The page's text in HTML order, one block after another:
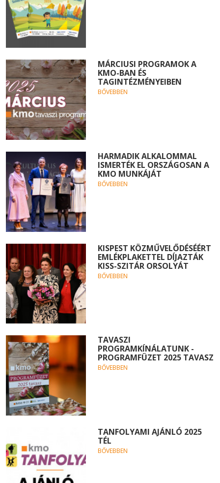
MÁRCIUSI PROGRAMOK A
KMO-BAN ÉS
TAGINTÉZMÉNYEIBEN
BŐVEBBEN
HARMADIK ALKALOMMAL
ISMERTÉK EL ORSZÁGOSAN A
KMO MUNKÁJÁT
BŐVEBBEN
KISPEST KÖZMŰVELŐDÉSÉÉRT
EMLÉKPLAKETTEL DÍJAZTÁK
KISS-SZITÁR ORSOLYÁT
BŐVEBBEN
TAVASZI
PROGRAMKÍNÁLATUNK -
PROGRAMFÜZET 2025 TAVASZ
BŐVEBBEN
TANFOLYAMI AJÁNLÓ 2025
TÉL
BŐVEBBEN